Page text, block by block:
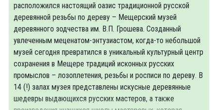
расположился настоящий оазис традиционной русской
деревянной резьбы по дереву – Мещерский музей
деревянного зодчества им. В.П. Грошева. Созданный
увлеченным меценатом-энтузиастом, когда-то небольшой
музей сегодня превратился в уникальный культурный центр
сохранения в Мещере традиций исконных русских
промыслов – лозоплетения, резьбы и росписи по дереву. В
14 (!) залах музея представлены искусные деревянные
шедевры выдающихся русских мастеров, а также